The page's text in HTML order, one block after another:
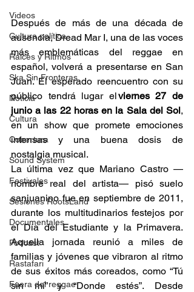
Videos
Cultura política
Raíces y Ritmos
Ska Sin Fronteras
Noticia
Cultura
Cobertura
Sound System
Festivales
Sesiones RootsLand
Documentales
Podcast
Rastafari
Fuera del reggae
Después de más de una década de
ausencia, Dread Mar I, una de las voces
más emblemáticas del reggae en
español, volverá a presentarse en San
Juan. El esperado reencuentro con su
público tendrá lugar el viernes 27 de
junio a las 22 horas en la Sala del Sol,
en un show que promete emociones
intensas y una buena dosis de
nostalgia musical.
La última vez que Mariano Castro —
nombre real del artista— pisó suelo
sanjuanino fue en septiembre de 2011,
durante los multitudinarios festejos por
el Día del Estudiante y la Primavera.
Aquella jornada reunió a miles de
familias y jóvenes que vibraron al ritmo
de sus éxitos más coreados, como “Tú
sin mí” y “Donde estés”. Desde